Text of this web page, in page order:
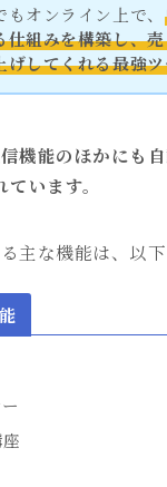
もオンライン上で、
仕組みを構築し、
げしてくれる最強
機能のほかにも
います。
主な機能は、以下